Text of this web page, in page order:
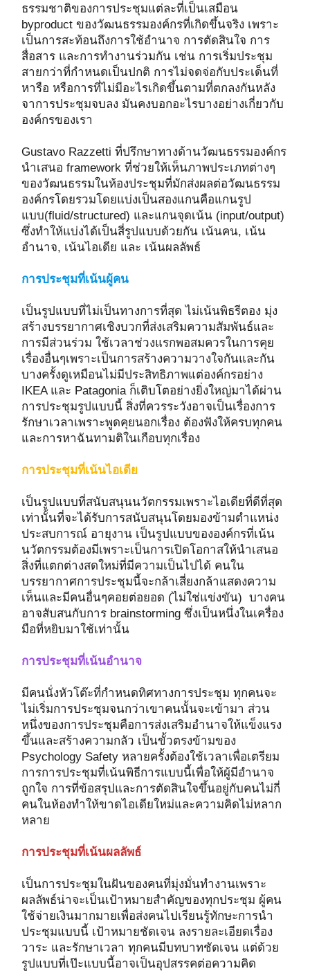
ธรรมชาติของการประชุมแต่ละที่เป็นเสมือน
byproduct ของวัฒนธรรมองค์กรที่เกิดขึ้นจริง เพราะ
เป็นการสะท้อนถึงการใช้อำนาจ การตัดสินใจ การ
สื่อสาร และการทำงานร่วมกัน เช่น การเริ่มประชุม
สายกว่าที่กำหนดเป็นปกติ การไม่จดจ่อกับประเด็นที่
หารือ หรือการที่ไม่มีอะไรเกิดขึ้นตามที่ตกลงกันหลัง
จาการประชุมจบลง มันคงบอกอะไรบางอย่างเกี่ยวกับ
องค์กรของเรา
Gustavo Razzetti ที่ปรึกษาทางด้านวัฒนธรรมองค์กร
นำเสนอ framework ที่ช่วยให้เห็นภาพประเภทต่างๆ
ของวัฒนธรรมในห้องประชุมที่มักส่งผลต่อวัฒนธรรม
องค์กรโดยรวมโดยแบ่งเป็นสองแกนคือแกนรูป
แบบ(fluid/structured) และแกนจุดเน้น (input/output)
ซึ่งทำให้แบ่งได้เป็นสี่รูปแบบด้วยกัน เน้นคน, เน้น
อำนาจ, เน้นไอเดีย และ เน้นผลลัพธ์
การประชุมที่เน้นผู้คน
เป็นรูปแบบที่ไม่เป็นทางการที่สุด ไม่เน้นพิธรีตอง มุ่ง
สร้างบรรยากาศเชิงบวกที่ส่งเสริมความสัมพันธ์และ
การมีส่วนร่วม ใช้เวลาช่วงแรกพอสมควรในการคุย
เรื่องอื่นๆเพราะเป็นการสร้างความวางใจกันและกัน
บางครั้งดูเหมือนไม่มีประสิทธิภาพแต่องค์กรอย่าง
IKEA และ Patagonia ก็เติบโตอย่างยิ่งใหญ่มาได้ผ่าน
การประชุมรูปแบบนี้ สิ่งที่ควรระวังอาจเป็นเรื่องการ
รักษาเวลาเพราะพูดคุยนอกเรื่อง ต้องฟังให้ครบทุกคน
และการหาฉันทามติในเกือบทุกเรื่อง
การประชุมที่เน้นไอเดีย
เป็นรูปแบบที่สนับสนุนนวัตกรรมเพราะไอเดียที่ดีที่สุด
เท่านั้นที่จะได้รับการสนับสนุนโดยมองข้ามตำแหน่ง
ประสบการณ์ อายุงาน เป็นรูปแบบขององค์กรที่เน้น
นวัตกรรมต้องมีเพราะเป็นการเปิดโอกาสให้นำเสนอ
สิ่งที่แตกต่างสดใหม่ที่มีความเป็นไปได้ คนใน
บรรยากาศการประชุมนี้จะกล้าเสี่ยงกล้าแสดงความ
เห็นและมีคนอื่นๆคอยต่อยอด (ไม่ใช่แข่งขัน) บางคน
อาจสับสนกับการ brainstorming ซึ่งเป็นหนึ่งในเครื่อง
มือที่หยิบมาใช้เท่านั้น
การประชุมที่เน้นอำนาจ
มีคนนั่งหัวโต๊ะที่กำหนดทิศทางการประชุม ทุกคนจะ
ไม่เริ่มการประชุมจนกว่าเขาคนนั้นจะเข้ามา ส่วน
หนึ่งของการประชุมคือการส่งเสริมอำนาจให้แข็งแรง
ขึ้นและสร้างความกลัว เป็นขั้วตรงข้ามของ
Psychology Safety หลายครั้งต้องใช้เวลาเพื่อเตรียม
การการประชุมที่เน้นพิธีการแบบนี้เพื่อให้ผู้มีอำนาจ
ถูกใจ การที่ข้อสรุปและการตัดสินใจขึ้นอยู่กับคนไม่กี่
คนในห้องทำให้ขาดไอเดียใหม่และความคิดไม่หลาก
หลาย
การประชุมที่เน้นผลลัพธ์
เป็นการประชุมในฝันของคนที่มุ่งมั่นทำงานเพราะ
ผลลัพธ์น่าจะเป็นเป้าหมายสำคัญของทุกประชุม ผู้คน
ใช้จ่ายเงินมากมายเพื่อส่งคนไปเรียนรู้ทักษะการนำ
ประชุมแบบนี้ เป้าหมายชัดเจน ลงรายละเอียดเรื่อง
วาระ และรักษาเวลา ทุกคนมีบทบาทชัดเจน แต่ด้วย
รูปแบบที่เป๊ะแบบนี้อาจเป็นอุปสรรคต่อความคิด